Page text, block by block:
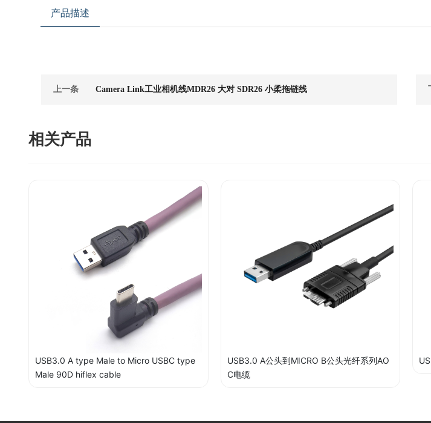
产品描述
上一条 Camera Link工业相机线MDR26 大对 SDR26 小柔拖链线
相关产品
USB3.0 A type Male to Micro USBC type
Male 90D hiflex cable
USB3.0 A公头到MICRO B公头光纤系列AO
C电缆